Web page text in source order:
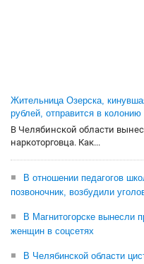
Жительница Озерска,
рублей, отправится в колонию
В Челябинской области
наркоторговца. Как...
В отношении педагогов
позвоночник, возбудили
В Магнитогорске вынесли
женщин в соцсетях
В Челябинской области